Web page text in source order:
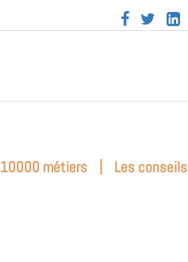
  
10000 métiers | Les conseils